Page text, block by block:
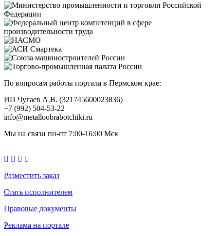
По вопросам работы портала в Пермском крае:
ИП Чугаев А.В. (321745600023836)
+7 (992) 504-53-22
info@metalloobrabotchiki.ru
Мы на связи пн-пт 7:00-16:00 Мск
Разместить заказ
Стать исполнителем
Правовые документы
Реклама на портале